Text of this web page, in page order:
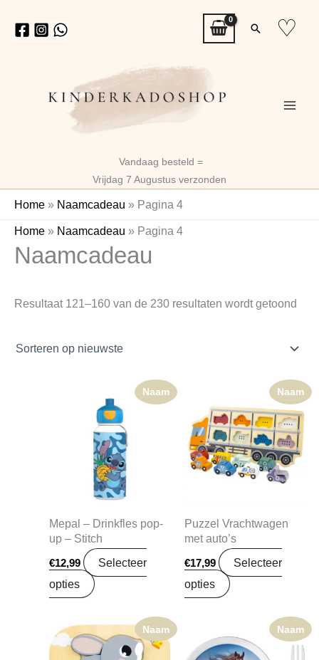
naar
Zoeken
♡
Vandaag besteld =
Vrijdag 7 Augustus verzonden
Home » Naamcadeau » Pagina 4
Home » Naamcadeau » Pagina 4
Naamcadeau
Resultaat 121–160 van de 230 resultaten wordt getoond
Naam
Mepal – Drinkfles pop-
up – Stitch
€12,99
Selecteer
opties
Naam
Puzzel Vrachtwagen
met auto’s
€17,99
Selecteer
opties
Naam Naam